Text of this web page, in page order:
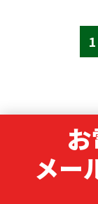
1
メー